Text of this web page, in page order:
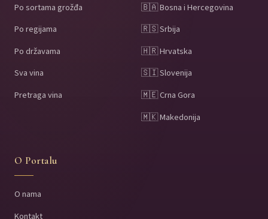
Po sortama grožđa
Po regijama
Po državama
Sva vina
Pretraga vina
🇧🇦 Bosna i Hercegovina
🇷🇸 Srbija
🇭🇷 Hrvatska
🇸🇮 Slovenija
🇲🇪 Crna Gora
🇲🇰 Makedonija
O Portalu
O nama
Kontakt